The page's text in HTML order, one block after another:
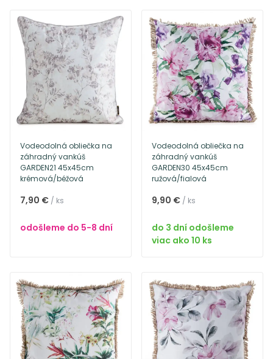
Vodeodolná obliečka na
záhradný vankúš
GARDEN21 45x45cm
krémová/béžová
7,90 € / ks
odošleme do 5-8 dní
Vodeodolná obliečka na
záhradný vankúš
GARDEN30 45x45cm
ružová/fialová
9,90 € / ks
do 3 dní odošleme
viac ako 10 ks